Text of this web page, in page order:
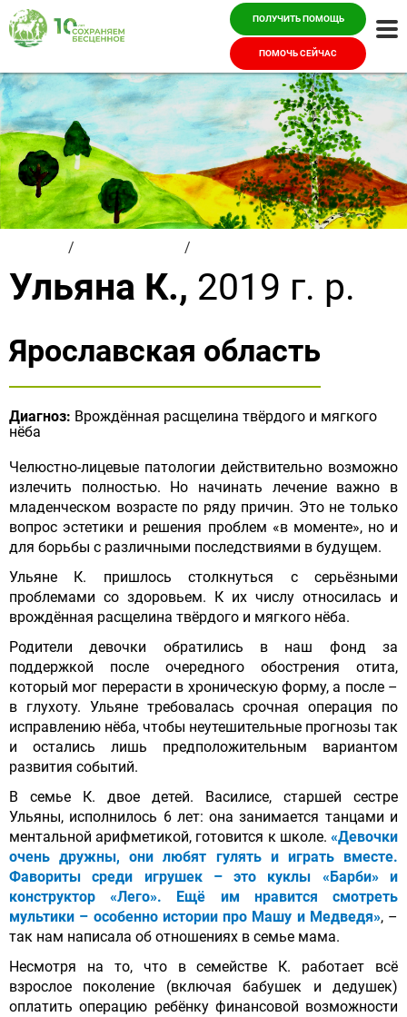
ПОЛУЧИТЬ ПОМОЩЬ
ПОМОЧЬ СЕЙЧАС
/ /
Ульяна К., 2019 г. р.
Ярославская область
Диагноз: Врождённая расщелина твёрдого и мягкого
нёба
Челюстно-лицевые патологии действительно возможно
излечить полностью. Но начинать лечение важно в
младенческом возрасте по ряду причин. Это не только
вопрос эстетики и решения проблем «в моменте», но и
для борьбы с различными последствиями в будущем.
Ульяне К. пришлось столкнуться с серьёзными
проблемами со здоровьем. К их числу относилась и
врождённая расщелина твёрдого и мягкого нёба.
Родители девочки обратились в наш фонд за
поддержкой после очередного обострения отита,
который мог перерасти в хроническую форму, а после –
в глухоту. Ульяне требовалась срочная операция по
исправлению нёба, чтобы неутешительные прогнозы так
и остались лишь предположительным вариантом
развития событий.
В семье К. двое детей. Василисе, старшей сестре
Ульяны, исполнилось 6 лет: она занимается танцами и
ментальной арифметикой, готовится к школе. «Девочки
очень дружны, они любят гулять и играть вместе.
Фавориты среди игрушек – это куклы «Барби» и
конструктор «Лего». Ещё им нравится смотреть
мультики – особенно истории про Машу и Медведя», –
так нам написала об отношениях в семье мама.
Несмотря на то, что в семействе К. работает всё
взрослое поколение (включая бабушек и дедушек)
оплатить операцию ребёнку финансовой возможности